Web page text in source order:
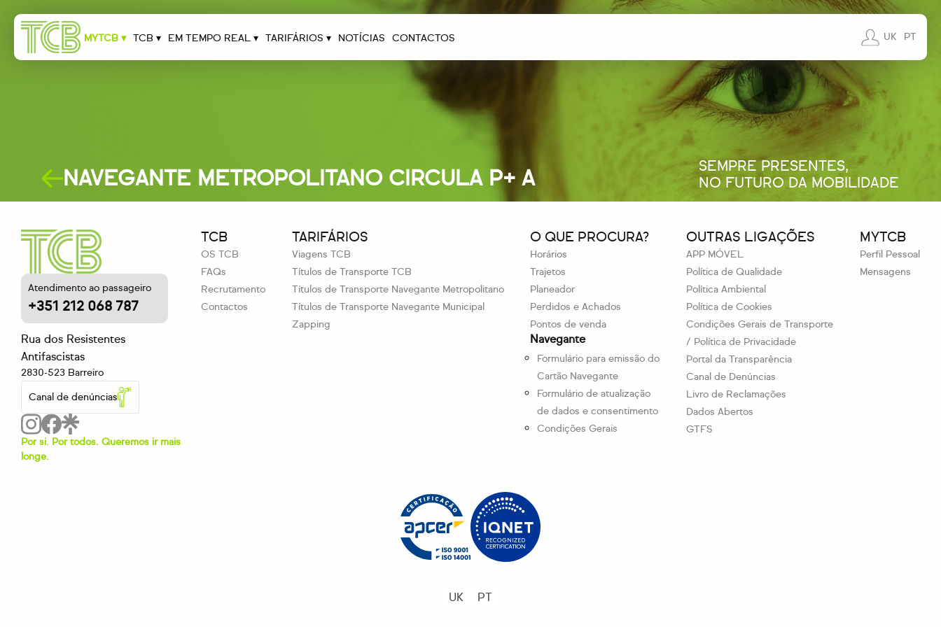
MYTCB ▾ TCB ▾ EM TEMPO REAL ▾ TARIFÁRIOS ▾ NOTÍCIAS CONTACTOS UK PT
SEMPRE PRESENTES,
NO FUTURO DA MOBILIDADE
NAVEGANTE METROPOLITANO CIRCULA P+ A
Atendimento ao passageiro
+351 212 068 787
Rua dos Resistentes
Antifascistas
2830-523 Barreiro
Canal de denúncias
Por si. Por todos. Queremos ir mais
longe.
TCB
OS TCB
FAQs
Recrutamento
Contactos
TARIFÁRIOS
Viagens TCB
Títulos de Transporte TCB
Títulos de Transporte Navegante Metropolitano
Títulos de Transporte Navegante Municipal
Zapping
O QUE PROCURA?
Horários
Trajetos
Planeador
Perdidos e Achados
Pontos de venda
Navegante
Formulário para emissão do
Cartão Navegante
Formulário de atualização
de dados e consentimento
Condições Gerais
OUTRAS LIGAÇÕES
APP MÓVEL
Política de Qualidade
Política Ambiental
Política de Cookies
Condições Gerais de Transporte
/ Política de Privacidade
Portal da Transparência
Canal de Denúncias
Livro de Reclamações
Dados Abertos
GTFS
MYTCB
Perfil Pessoal
Mensagens
UK PT